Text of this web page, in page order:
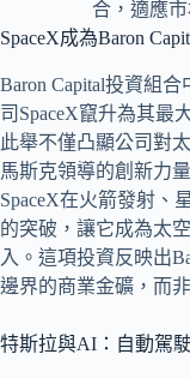
SpaceX成為Baron
Baron Capital投資組
司SpaceX竄升為其最
此舉不僅凸顯公司對
馬斯克領導的創新力
SpaceX在火箭發射、
的突破，讓它成為太
入。這項投資反映出
邊界的商業金礦，而
特斯拉與AI：自動駕